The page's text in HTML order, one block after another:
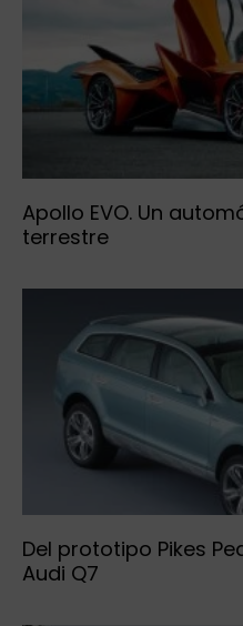
Apollo EVO. Un
terrestre
Del prototipo Pikes
Audi Q7